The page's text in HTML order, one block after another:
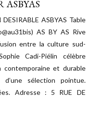
ASBYAS
ASBYAS Table
AS BY AS Rive
entre la culture sud-
Cadi-Piélin célèbre
contemporaine et durable
sélection pointue.
Adresse : 5 RUE DE